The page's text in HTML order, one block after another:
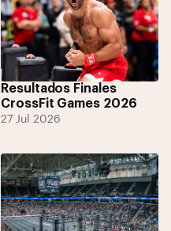
Resultados Finales
CrossFit Games 2026
27 Jul 2026